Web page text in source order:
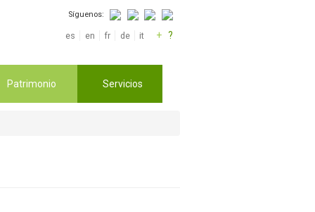
Síguenos:
es en fr de it + ?
Patrimonio Servicios